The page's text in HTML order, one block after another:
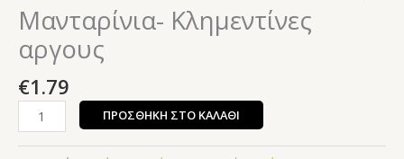
Μανταρίνια- Κλημεντίνες
αργους
€1.79
αργους
ποσότητα
ΠΡΟΣΘΉΚΗ ΣΤΟ ΚΑΛΆΘΙ